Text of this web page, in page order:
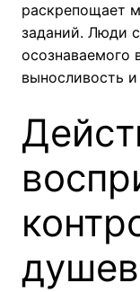
раскрепощает
заданий. Люди
выносливость